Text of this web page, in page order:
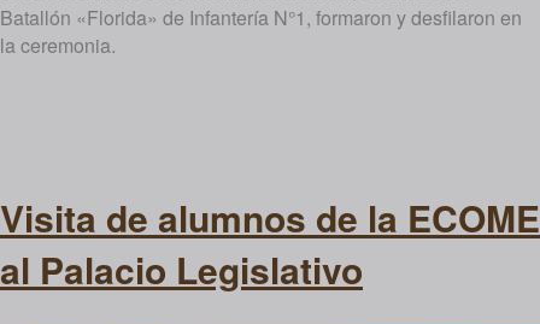
Batallón «Florida» de Infantería N°1, formaron y desfilaron en
la ceremonia.
Visita de alumnos de la ECOME
al Palacio Legislativo